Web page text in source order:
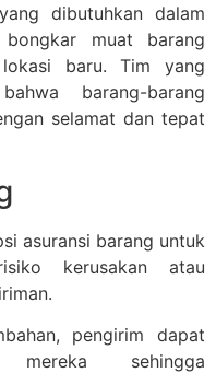
dibutuhkan dalam
muat barang
baru. Tim yang
barang-barang
selamat dan tepat
asuransi barang untuk
kerusakan atau
pengirim dapat
mereka sehingga